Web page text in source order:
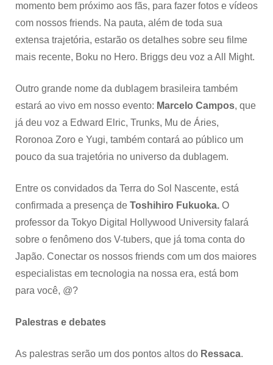
momento bem próximo aos fãs, para fazer fotos e vídeos
com nossos friends. Na pauta, além de toda sua
extensa trajetória, estarão os detalhes sobre seu filme
mais recente, Boku no Hero. Briggs deu voz a All Might.
Outro grande nome da dublagem brasileira também
estará ao vivo em nosso evento: Marcelo Campos, que
já deu voz a Edward Elric, Trunks, Mu de Áries,
Roronoa Zoro e Yugi, também contará ao público um
pouco da sua trajetória no universo da dublagem.
Entre os convidados da Terra do Sol Nascente, está
confirmada a presença de Toshihiro Fukuoka. O
professor da Tokyo Digital Hollywood University falará
sobre o fenômeno dos V-tubers, que já toma conta do
Japão. Conectar os nossos friends com um dos maiores
especialistas em tecnologia na nossa era, está bom
para você, @?
Palestras e debates
As palestras serão um dos pontos altos do Ressaca.